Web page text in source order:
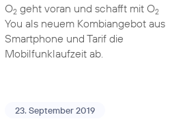
O2geht voran und schafft mit O2
You als neuem Kombiangebot aus
Smartphone und Tarif die
Mobilfunklaufzeit ab.
23. September 2019